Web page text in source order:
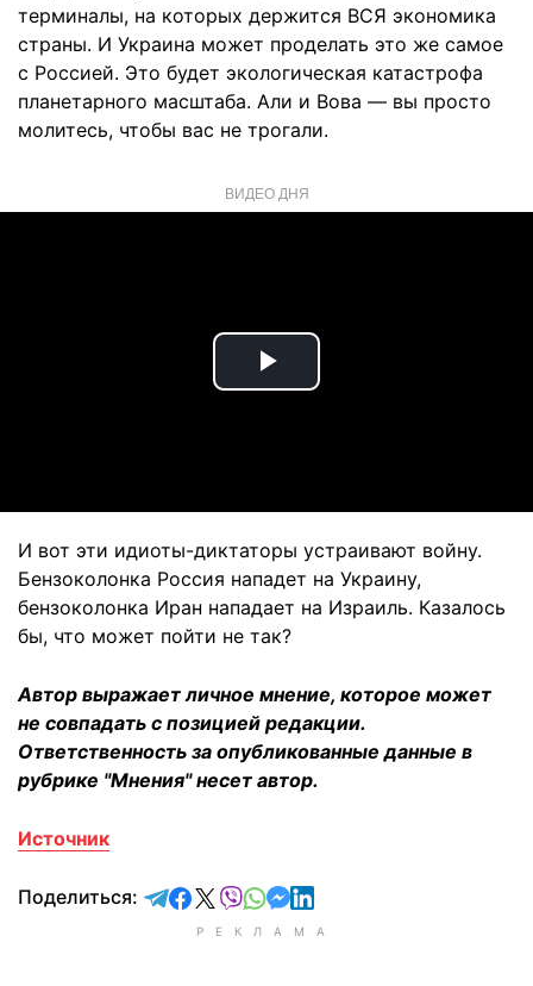
терминалы, на которых держится ВСЯ экономика
страны. И Украина может проделать это же самое
с Россией. Это будет экологическая катастрофа
планетарного масштаба. Али и Вова — вы просто
молитесь, чтобы вас не трогали.
ВИДЕО ДНЯ
Play
И вот эти идиоты-диктаторы устраивают войну.
Бензоколонка Россия нападет на Украину,
бензоколонка Иран нападает на Израиль. Казалось
бы, что может пойти не так?
Автор выражает личное мнение, которое может
не совпадать с позицией редакции.
Ответственность за опубликованные данные в
рубрике "Мнения" несет автор.
Источник
Поделиться: отправить в Telegram
поделиться в Facebook
поделиться в X
отправить в Viber
отправить в Whatsapp
отправить в Messenger
отправить в LinkedIn